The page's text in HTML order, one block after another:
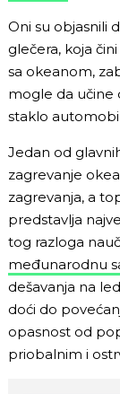
Oni su objasnili
glečera, koja
sa okeanom,
mogle da učine
staklo
Jedan od
zagrevanje
zagrevanja, a
predstavlja
tog razloga
međunarodnu
dešavanja na
doći do
opasnost od
priobalnim i